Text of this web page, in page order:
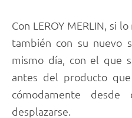
Con LEROY MERLIN, si
también con su nuevo
mismo día, con el que
antes del producto
cómodamente
desplazarse.